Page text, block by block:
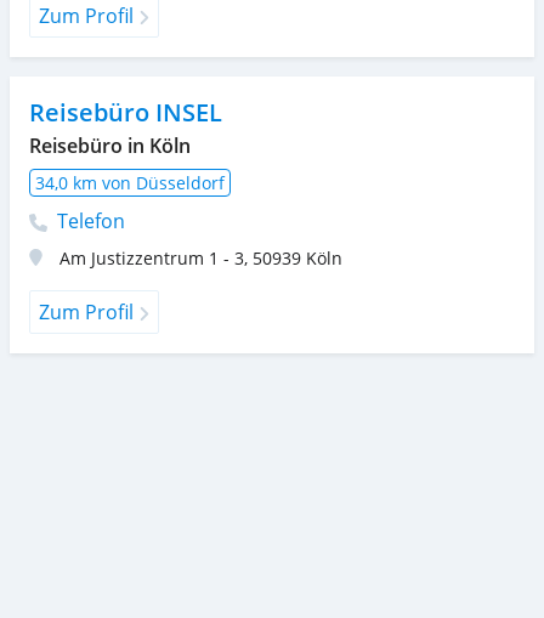
Zum Profil
Reisebüro INSEL
Reisebüro in Köln
34,0 km von Düsseldorf
Telefon
Am Justizzentrum 1 - 3, 50939 Köln
Zum Profil